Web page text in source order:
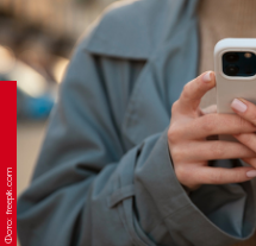
Фото: freepik.com